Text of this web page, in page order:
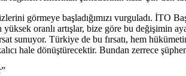
görmeye başladığımızı vurguladı. İTO
oranlı artışlar, bize göre bu değişimin
sunuyor. Türkiye de bu fırsatı, hem
hale dönüştürecektir. Bundan zerrece